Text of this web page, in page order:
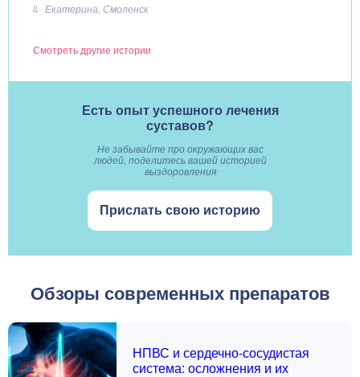
Екатерина, Смоленск
Смотреть другие истории
Есть опыт успешного лечения
суставов?
Не забывайте про окружающих вас
людей, поделитесь вашей историей
выздоровления
Прислать свою историю
Обзоры современных препаратов
НПВС и сердечно-сосудистая
система: осложнения и их